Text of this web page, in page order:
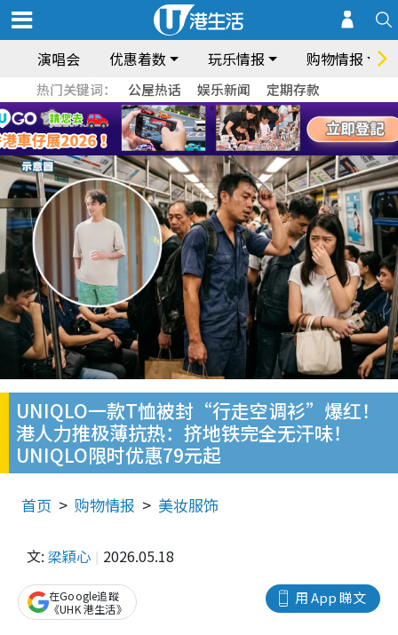
演唱会 优惠着数 玩乐情报 购物情报
热门关键词： 公屋热话 娱乐新闻 定期存款
UNIQLO一款T恤被封“行走空调衫”爆红！
港人力推极薄抗热：挤地铁完全无汗味！
UNIQLO限时优惠79元起
首页 购物情报 美妆服饰
文: 梁穎心 2026.05.18
用 App 睇文
在Google追蹤
《UHK 港生活》